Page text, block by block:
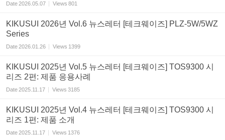
Date2026.05.07 Views 801
KIKUSUI 2026년 Vol.6 뉴스레터 [테크웨이즈] PLZ-5W/5WZ
Series
Date2026.01.26 Views 1399
KIKUSUI 2025년 Vol.5 뉴스레터 [테크웨이즈] TOS9300 시
리즈 2편: 제품 응용사례
Date2025.11.17 Views 3185
KIKUSUI 2025년 Vol.4 뉴스레터 [테크웨이즈] TOS9300 시
리즈 1편: 제품 소개
Date2025.11.17 Views 1376